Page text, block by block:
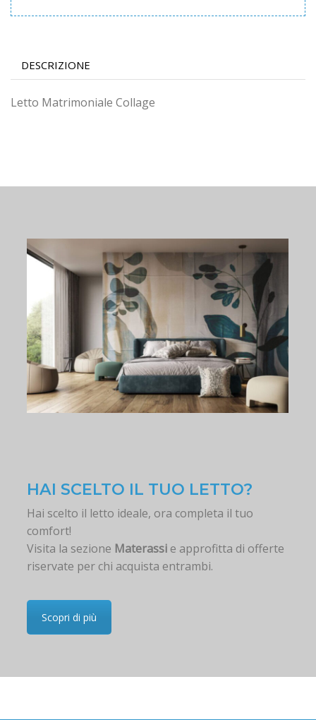
DESCRIZIONE
Letto Matrimoniale Collage
HAI SCELTO IL TUO LETTO?
Hai scelto il letto ideale, ora completa il tuo
comfort!
Visita la sezione Materassi e approfitta di offerte
riservate per chi acquista entrambi.
Scopri di più